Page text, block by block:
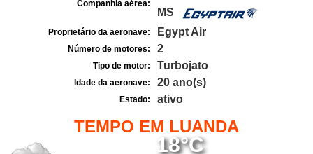
Companhia aérea:
MS
Proprietário da aeronave: Egypt Air
Número de motores: 2
Tipo de motor: Turbojato
Idade da aeronave: 20 ano(s)
Estado: ativo
TEMPO EM LUANDA
18°C